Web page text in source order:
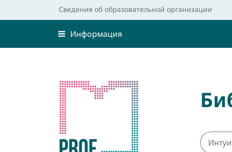
Сведения об образовательной организации
Информация